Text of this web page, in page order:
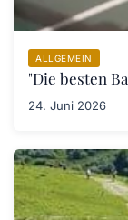
ALLGEMEIN
"Die besten
24. Juni 2026